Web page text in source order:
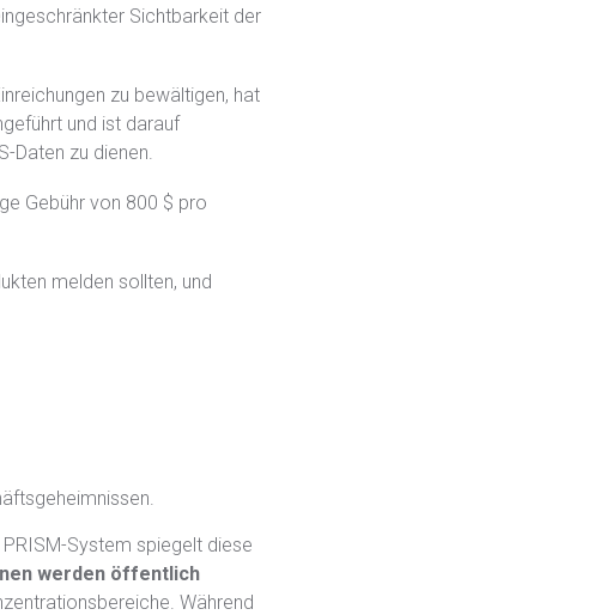
Sichtbarkeit der
zu bewältigen, hat
und ist darauf
Daten zu dienen.
Gebühr von 800 $ pro
melden sollten, und
System spiegelt diese
werden öffentlich
Während